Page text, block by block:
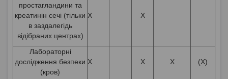
простагландини та
креатинін сечі (тільки
в заздалегідь
відібраних центрах)
X X
Лабораторні
дослідження безпеки
(кров)
X X X (X)